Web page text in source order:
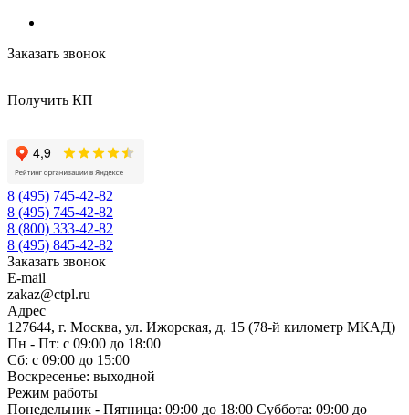
Заказать звонок
Получить КП
8 (495) 745-42-82
8 (495) 745-42-82
8 (800) 333-42-82
8 (495) 845-42-82
Заказать звонок
E-mail
zakaz@ctpl.ru
Адрес
127644, г. Москва, ул. Ижорская, д. 15 (78-й километр МКАД)
Пн - Пт: с 09:00 до 18:00
Сб: с 09:00 до 15:00
Воскресенье: выходной
Режим работы
Понедельник - Пятница: 09:00 до 18:00 Суббота: 09:00 до